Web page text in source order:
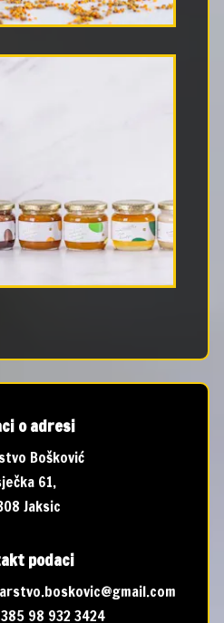
o adresi
Bošković
61,
Jaksic
podaci
98 932 3424